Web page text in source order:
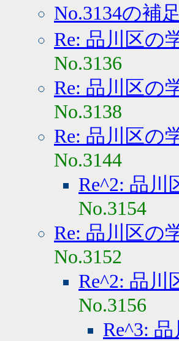
No.3134の補足
Re: 品川区の
No.3136
Re: 品川区の
No.3138
Re: 品川区の
No.3144
Re^2: 品川
No.3154
Re: 品川区の
No.3152
Re^2: 品川
No.3156
Re^3: